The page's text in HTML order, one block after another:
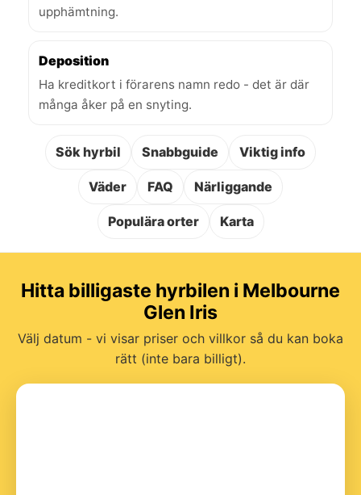
upphämtning.
Deposition
Ha kreditkort i förarens namn redo - det är där
många åker på en snyting.
Sök hyrbil Snabbguide Viktig info
Väder FAQ Närliggande
Populära orter Karta
Hitta billigaste hyrbilen i Melbourne
Glen Iris
Välj datum - vi visar priser och villkor så du kan boka
rätt (inte bara billigt).